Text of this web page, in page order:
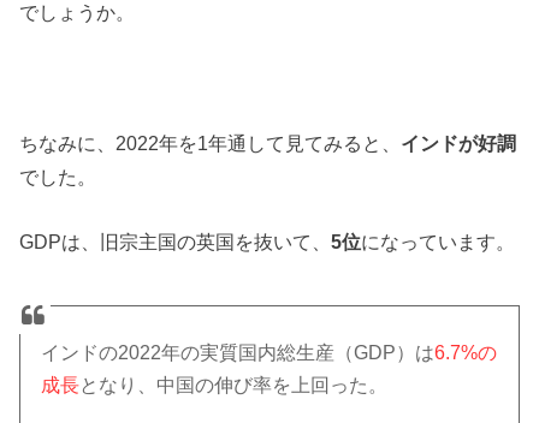
でしょうか。
ちなみに、2022年を1年通して見てみると、 インドが好調
でした。
GDPは、旧宗主国の英国を抜いて、5位になっています。
インドの2022年の実質国内総生産（GDP）は6.7%の
成長となり、中国の伸び率を上回った。